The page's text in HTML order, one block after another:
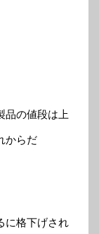
品の値段は上
からだ
に格下げされ